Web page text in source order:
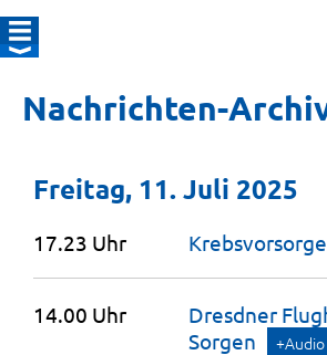
Nachrichten-
Freitag, 11. Juli 2025
17.23 Uhr
14.00 Uhr
Dresdner
Sorgen
+Audio